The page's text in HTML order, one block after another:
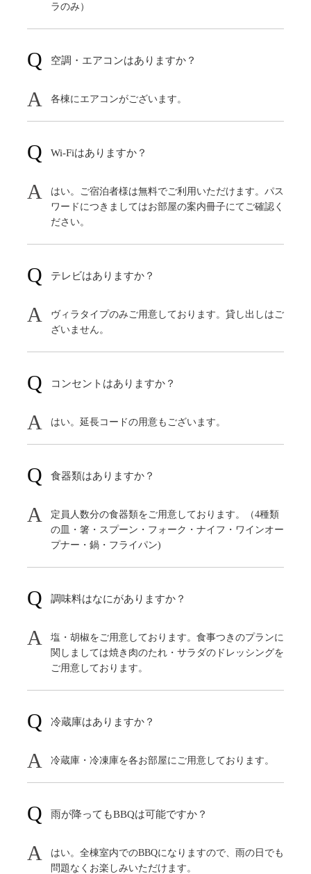
ラのみ）
空調・エアコンはありますか？
各棟にエアコンがございます。
Wi-Fiはありますか？
はい。ご宿泊者様は無料でご利用いただけます。パス
ワードにつきましてはお部屋の案内冊子にてご確認く
ださい。
テレビはありますか？
ヴィラタイプのみご用意しております。貸し出しはご
ざいません。
コンセントはありますか？
はい。延長コードの用意もございます。
食器類はありますか？
定員人数分の食器類をご用意しております。（4種類
の皿・箸・スプーン・フォーク・ナイフ・ワインオー
プナー・鍋・フライパン)
調味料はなにがありますか？
塩・胡椒をご用意しております。食事つきのプランに
関しましては焼き肉のたれ・サラダのドレッシングを
ご用意しております。
冷蔵庫はありますか？
冷蔵庫・冷凍庫を各お部屋にご用意しております。
雨が降ってもBBQは可能ですか？
はい。全棟室内でのBBQになりますので、雨の日でも
問題なくお楽しみいただけます。